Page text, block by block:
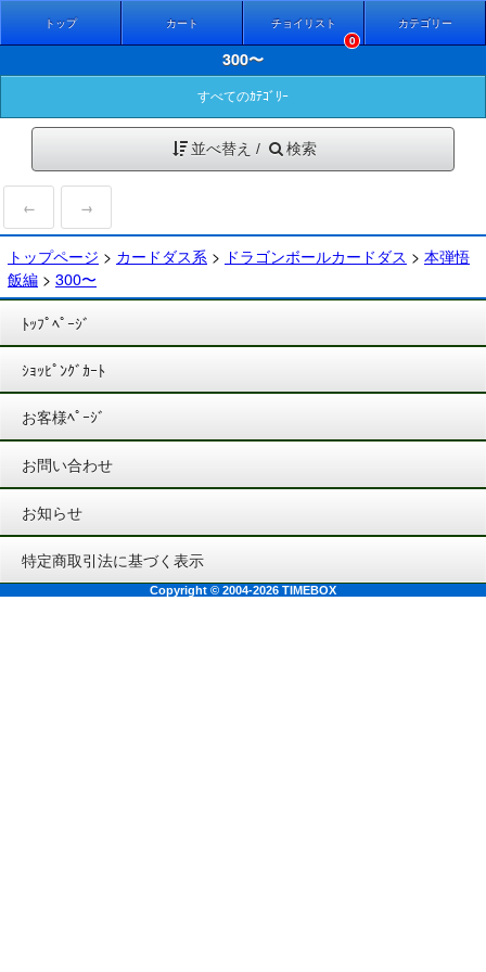
トップ カート
チョイリスト
0
カテゴリー
300〜
すべてのｶﾃｺﾞﾘｰ
並べ替え / 検索
← →
トップページ > カードダス系 > ドラゴンボールカードダス > 本弾悟
飯編 > 300〜
ﾄｯﾌﾟﾍﾟｰｼﾞ
ｼｮｯﾋﾟﾝｸﾞｶｰﾄ
お客様ﾍﾟｰｼﾞ
お問い合わせ
お知らせ
特定商取引法に基づく表示
Copyright © 2004-2026 TIMEBOX